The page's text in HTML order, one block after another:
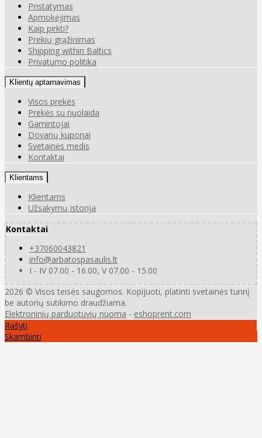
Pristatymas
Apmokėjimas
Kaip pirkti?
Prekių grąžinimas
Shipping within Baltics
Privatumo politika
Klientų aptarnavimas
Visos prekės
Prekės su nuolaida
Gamintojai
Dovanų kuponai
Svetainės medis
Kontaktai
Klientams
Klientams
Užsakymų istorija
Kontaktai
+37060043821
info@arbatospasaulis.lt
I - IV 07.00 - 16.00, V 07.00 - 15.00
2026 © Visos teisės saugomos. Kopijuoti, platinti svetainės turinį
be autorių sutikimo draudžiama.
Elektroninių parduotuvių nuoma - eshoprent.com
Rašyti
Skambinti